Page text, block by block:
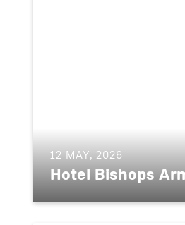
12 MAY, 2026
Hotel Bishops